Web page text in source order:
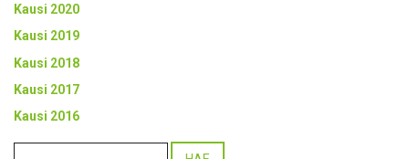
Kausi 2020
Kausi 2019
Kausi 2018
Kausi 2017
Kausi 2016